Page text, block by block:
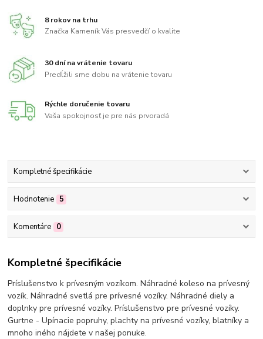
8 rokov na trhu
Značka Kameník Vás presvedčí o kvalite
30 dní na vrátenie tovaru
Predĺžili sme dobu na vrátenie tovaru
Rýchle doručenie tovaru
Vaša spokojnosť je pre nás prvoradá
Kompletné špecifikácie
Hodnotenie 5
Komentáre 0
Kompletné špecifikácie
Príslušenstvo k prívesným vozíkom. Náhradné koleso na prívesný
vozík. Náhradné svetlá pre prívesné vozíky. Náhradné diely a
doplnky pre prívesné vozíky. Príslušenstvo pre prívesné vozíky.
Gurtne - Upínacie popruhy, plachty na prívesné vozíky, blatníky a
mnoho iného nájdete v našej ponuke.